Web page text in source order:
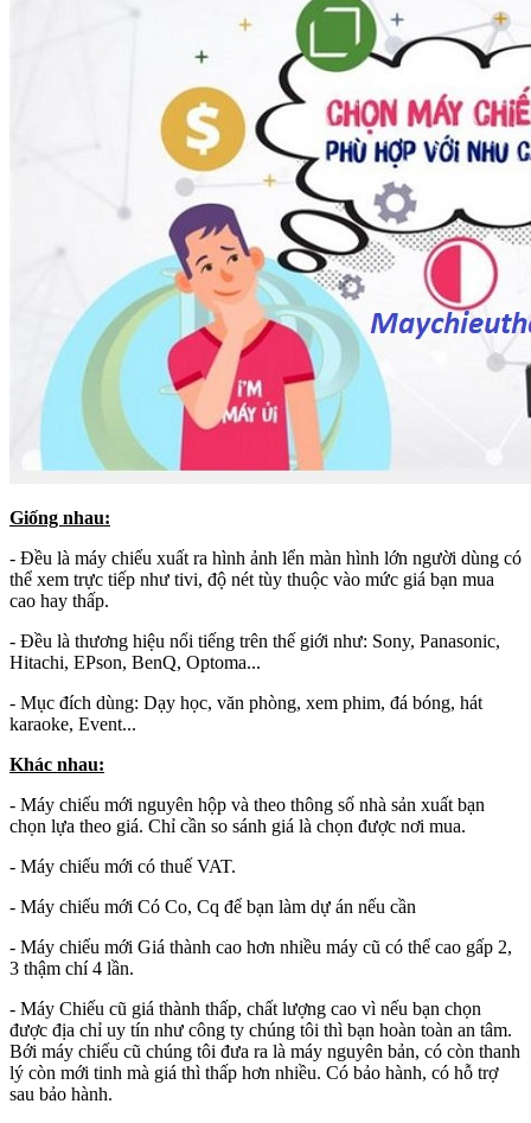
Giống nhau:
- Đều là máy chiếu xuất ra hình ảnh lển màn hình lớn người dùng có
thể xem trực tiếp như tivi, độ nét tùy thuộc vào mức giá bạn mua
cao hay thấp.
- Đều là thương hiệu nổi tiếng trên thế giới như: Sony, Panasonic,
Hitachi, EPson, BenQ, Optoma...
- Mục đích dùng: Dạy học, văn phòng, xem phim, đá bóng, hát
karaoke, Event...
Khác nhau:
- Máy chiếu mới nguyên hộp và theo thông số nhà sản xuất bạn
chọn lựa theo giá. Chỉ cần so sánh giá là chọn được nơi mua.
- Máy chiếu mới có thuế VAT.
- Máy chiếu mới Có Co, Cq để bạn làm dự án nếu cần
- Máy chiếu mới Giá thành cao hơn nhiều máy cũ có thể cao gấp 2,
3 thậm chí 4 lần.
- Máy Chiếu cũ giá thành thấp, chất lượng cao vì nếu bạn chọn
được địa chỉ uy tín như công ty chúng tôi thì bạn hoàn toàn an tâm.
Bới máy chiếu cũ chúng tôi đưa ra là máy nguyên bản, có còn thanh
lý còn mới tinh mà giá thì thấp hơn nhiều. Có bảo hành, có hỗ trợ
sau bảo hành.